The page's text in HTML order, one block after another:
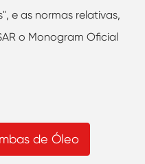
e as normas relativas,
o Monogram Oficial
de Óleo